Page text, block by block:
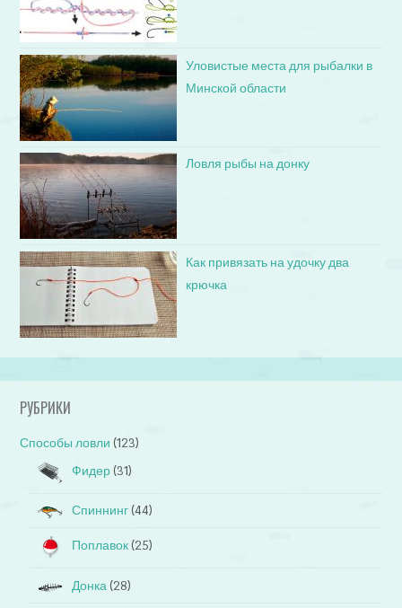
Уловистые места для рыбалки в
Минской области
Ловля рыбы на донку
Как привязать на удочку два
крючка
РУБРИКИ
Способы ловли (123)
Фидер (31)
Спиннинг (44)
Поплавок (25)
Донка (28)